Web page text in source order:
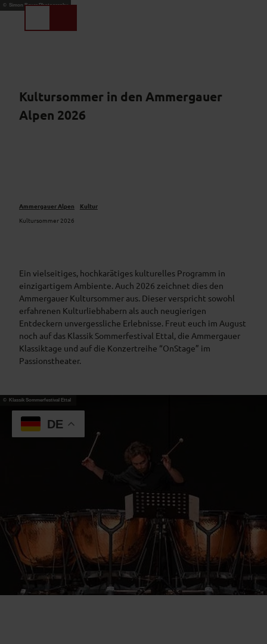
Z© Simon Bauer Photography
Kultursommer in den Ammergauer
Alpen 2026
Ammergauer Alpen
Kultur
Kultursommer 2026
Ein vielseitiges, hochkarätiges kulturelles Programm in
einzigartigem Ambiente. Auch 2026 zeichnet dies den
Ammergauer Kultursommer aus. Dieser verspricht sowohl
erfahrenen Kulturliebhabern als auch neugierigen
Entdeckern unvergessliche Erlebnisse. Freut euch im August
noch auf das Klassik Sommerfestival Ettal, die Ammergauer
Klassiktage und auf die Konzertreihe “OnStage” im
Passionstheater.
DE